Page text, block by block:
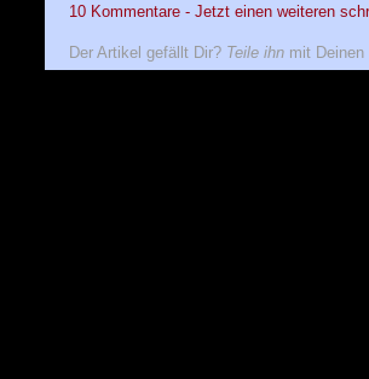
10 Kommentare - Jetzt einen weiteren
Der Artikel gefällt Dir? Teile ihnmit Deinen